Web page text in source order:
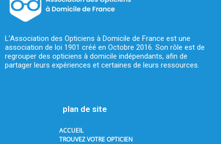
L’Association des Opticiens à Domicile de France est une
association de loi 1901 créé en Octobre 2016. Son rôle est de
regrouper des opticiens à domicile indépendants, afin de
partager leurs expériences et certaines de leurs ressources.
plan de site
ACCUEIL
TROUVEZ VOTRE OPTICIEN